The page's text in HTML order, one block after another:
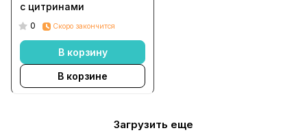
с цитринами
0 Скоро закончится
В корзину
В корзине
Загрузить еще